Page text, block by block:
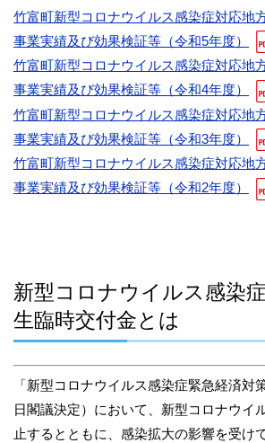
竹富町新型コロナウイルス感染症対応地
事業実績及び効果検証等（令和5年度）
竹富町新型コロナウイルス感染症対応地
事業実績及び効果検証等（令和4年度）
竹富町新型コロナウイルス感染症対応地
事業実績及び効果検証等（令和3年度）
竹富町新型コロナウイルス感染症対応地
事業実績及び効果検証等（令和2年度）
新型コロナウイルス感染
生臨時交付金とは
「新型コロナウイルス感染症緊急経済対
日閣議決定）において、新型コロナウイ
止するとともに、感染拡大の影響を受け